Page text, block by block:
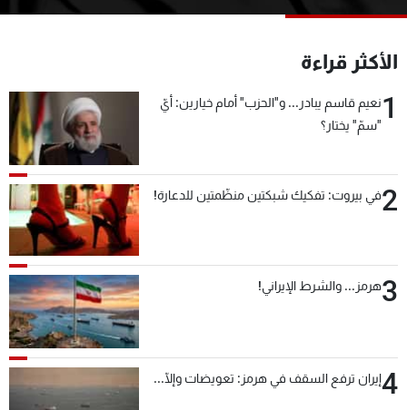
الأكثر قراءة
1نعيم قاسم يبادر... و"الحزب" أمام خيارين: أيّ
"سمّ" يختار؟
2في بيروت: تفكيك شبكتين منظّمتين للدعارة!
3هرمز... والشرط الإيراني!
4إيران ترفع السقف في هرمز: تعويضات وإلّا...
عن MTV
الإنـتـاج
شروط الإسـتخدام
سياسة الخصوصية